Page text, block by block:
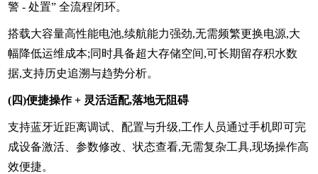
警 - 处置” 全流程闭环。
搭载大容量高性能电池,续航能力强劲,无需频繁更换电源,大
幅降低运维成本;同时具备超大存储空间,可长期留存积水数
据,支持历史追溯与趋势分析。
(四)便捷操作 + 灵活适配,落地无阻碍
支持蓝牙近距离调试、配置与升级,工作人员通过手机即可完
成设备激活、参数修改、状态查看,无需复杂工具,现场操作高
效便捷。